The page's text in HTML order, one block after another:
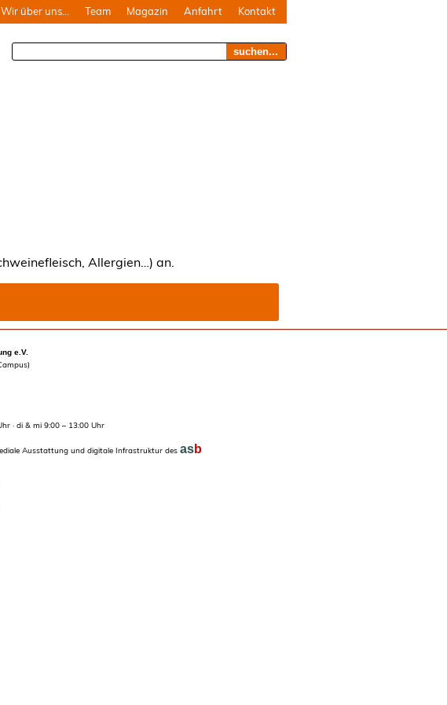
Wir über uns… Team Magazin Anfahrt Kontakt
suchen...
Allergien…) an.
e.V.
· di & mi 9:00 – 13:00 Uhr
Ausstattung und digitale Infrastruktur desasb